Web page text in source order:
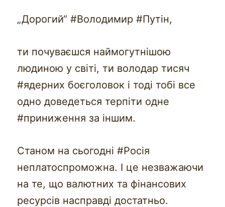
„Дорогий“ #Володимир #Путін,
ти почуваєшся наймогутнішою
людиною у світі, ти володар тисяч
#ядерних боєголовок і тоді тобі все
одно доведеться терпіти одне
#приниження за іншим.
Станом на сьогодні #Росія
неплатоспроможна. І це незважаючи
на те, що валютних та фінансових
ресурсів насправді достатньо.